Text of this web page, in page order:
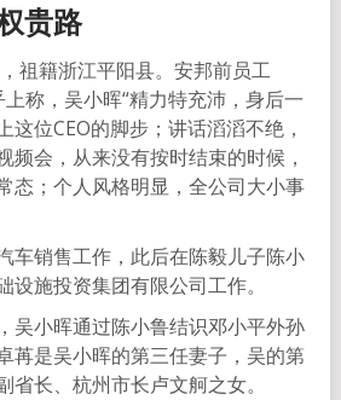
贵路
祖籍浙江平阳县。安邦前员工
称，吴小晖“精力特充沛，身后一
这位CEO的脚步；讲话滔滔不绝，
频会，从来没有按时结束的时候，
态；个人风格明显，全公司大小事
车销售工作，此后在陈毅儿子陈小
施投资集团有限公司工作。
吴小晖通过陈小鲁结识邓小平外孙
苒是吴小晖的第三任妻子，吴的第
长、杭州市长卢文舸之女。